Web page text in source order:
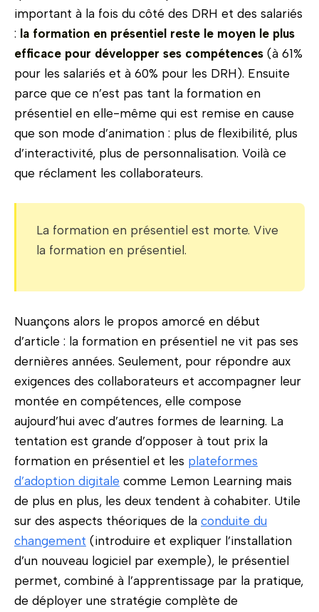
important à la fois du côté des DRH et des salariés
: la formation en présentiel reste le moyen le plus
efficace pour développer ses compétences (à 61%
pour les salariés et à 60% pour les DRH). Ensuite
parce que ce n’est pas tant la formation en
présentiel en elle-même qui est remise en cause
que son mode d’animation : plus de flexibilité, plus
d’interactivité, plus de personnalisation. Voilà ce
que réclament les collaborateurs.
La formation en présentiel est morte. Vive
la formation en présentiel.
Nuançons alors le propos amorcé en début
d’article : la formation en présentiel ne vit pas ses
dernières années. Seulement, pour répondre aux
exigences des collaborateurs et accompagner leur
montée en compétences, elle compose
aujourd’hui avec d’autres formes de learning. La
tentation est grande d’opposer à tout prix la
formation en présentiel et les plateformes
d’adoption digitale comme Lemon Learning mais
de plus en plus, les deux tendent à cohabiter. Utile
sur des aspects théoriques de la conduite du
changement (introduire et expliquer l’installation
d’un nouveau logiciel par exemple), le présentiel
permet, combiné à l’apprentissage par la pratique,
de déployer une stratégie complète de